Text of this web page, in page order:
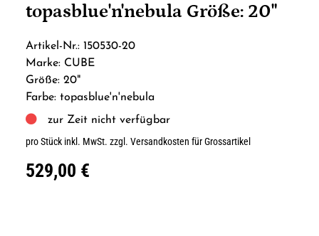
topasblue'n'nebula Größe: 20"
Artikel-Nr.: 150530-20
Marke: CUBE
Größe: 20"
Farbe: topasblue'n'nebula
zur Zeit nicht verfügbar
pro Stück inkl. MwSt. zzgl. Versandkosten für Grossartikel
529,00 €